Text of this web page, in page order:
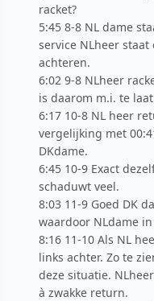
racket?
5:45 8-8 NL dame
service NLheer
achteren.
6:02 9-8 NLheer
is daarom m.i. te
6:17 10-8 NL heer
vergelijking met
DKdame.
6:45 10-9 Exact
schaduwt veel.
8:03 11-9 Goed DK
waardoor NLdame
8:16 11-10 Als NL
links achter. Zo te
deze situatie.
à zwakke return.